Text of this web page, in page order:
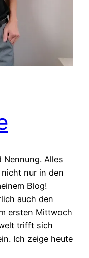
Nennung. Alles
nur in den
Blog!
auch den
ersten Mittwoch
trifft sich
Ich zeige heute